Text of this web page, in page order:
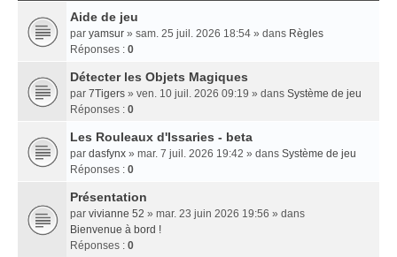
Aide de jeu
par yamsur » sam. 25 juil. 2026 18:54 » dans Règles
Réponses : 0
Détecter les Objets Magiques
par 7Tigers » ven. 10 juil. 2026 09:19 » dans Système de jeu
Réponses : 0
Les Rouleaux d'Issaries - beta
par dasfynx » mar. 7 juil. 2026 19:42 » dans Système de jeu
Réponses : 0
Présentation
par vivianne 52 » mar. 23 juin 2026 19:56 » dans
Bienvenue à bord !
Réponses : 0